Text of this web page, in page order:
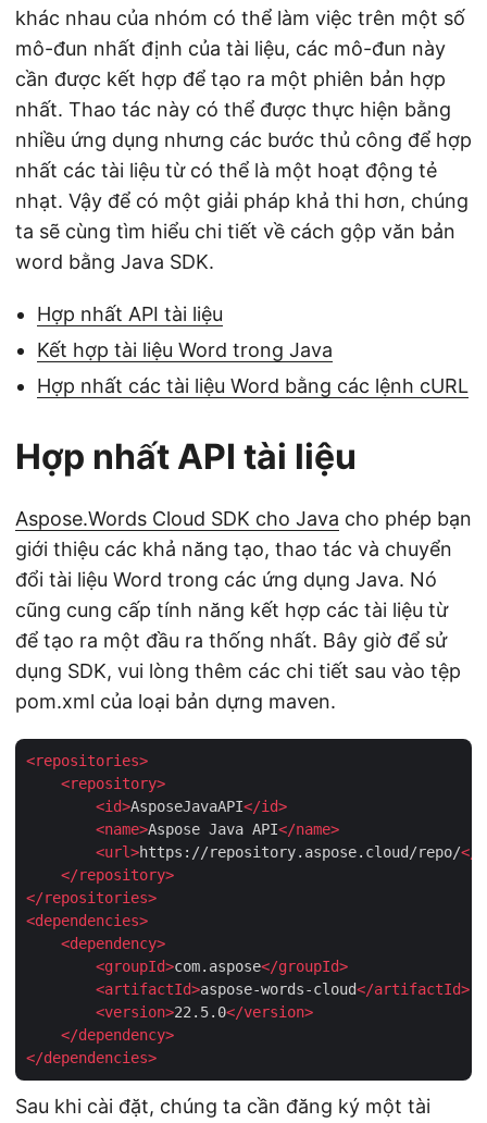
khác nhau của nhóm có thể làm việc trên một số
mô-đun nhất định của tài liệu, các mô-đun này
cần được kết hợp để tạo ra một phiên bản hợp
nhất. Thao tác này có thể được thực hiện bằng
nhiều ứng dụng nhưng các bước thủ công để hợp
nhất các tài liệu từ có thể là một hoạt động tẻ
nhạt. Vậy để có một giải pháp khả thi hơn, chúng
ta sẽ cùng tìm hiểu chi tiết về cách gộp văn bản
word bằng Java SDK.
Hợp nhất API tài liệu
Kết hợp tài liệu Word trong Java
Hợp nhất các tài liệu Word bằng các lệnh cURL
Hợp nhất API tài liệu
Aspose.Words Cloud SDK cho Java cho phép bạn
giới thiệu các khả năng tạo, thao tác và chuyển
đổi tài liệu Word trong các ứng dụng Java. Nó
cũng cung cấp tính năng kết hợp các tài liệu từ
để tạo ra một đầu ra thống nhất. Bây giờ để sử
dụng SDK, vui lòng thêm các chi tiết sau vào tệp
pom.xml của loại bản dựng maven.
<repositories>
<repository>
<id>AsposeJavaAPI</id>
<name>Aspose Java API</name>
<url>https://repository.aspose.cloud/repo/</
</repository>
</repositories>
<dependencies>
<dependency>
<groupId>com.aspose</groupId>
<artifactId>aspose-words-cloud</artifactId>
<version>22.5.0</version>
</dependency>
</dependencies>
Sau khi cài đặt, chúng ta cần đăng ký một tài